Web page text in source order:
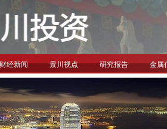
财经新闻 景川视点 研究报告 金属